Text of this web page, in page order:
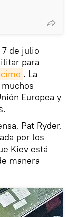
7 de julio
para
. La
Europea y
Pat Ryder,
por los
Kiev está
manera